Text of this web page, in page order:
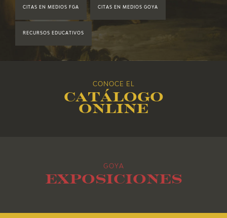
2017
2012
CITAS EN MEDIOS FGA CITAS EN MEDIOS GOYA
RECURSOS EDUCATIVOS
CONOCE EL
Catálogo
online
GOYA
Exposiciones